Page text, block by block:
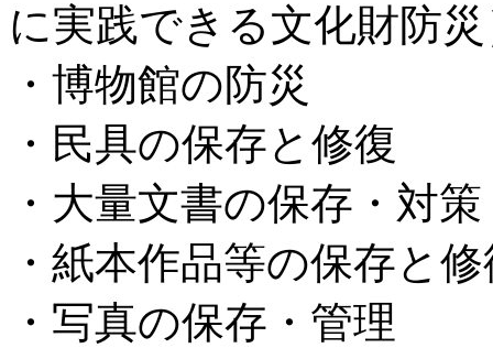
に実践できる文化財防
・博物館の防災
・民具の保存と修復
・大量文書の保存・対策
・紙本作品等の保存と
・写真の保存・管理